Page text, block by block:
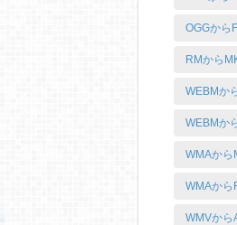
OGGから
RMから
WEBMか
WEBMか
WMAから
WMAから
WMVから